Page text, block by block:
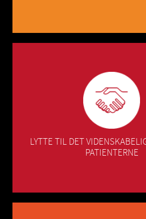
LYTTE TIL DET
PATIENTERNE
for at tilbyde målrettede
som svar på konkrete